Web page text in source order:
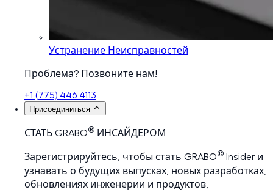
Устранение Неисправностей
Проблема? Позвоните нам!
+1 (775) 446 4113
Присоединиться
СТАТЬ GRABO® ИНСАЙДЕРОМ
Зарегистрируйтесь, чтобы стать GRABO® Insider и
узнавать о будущих выпусках, новых разработках,
обновлениях инженерии и продуктов,